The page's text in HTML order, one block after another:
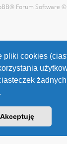
pliki cookies
żadnych
Akceptuję
® Forum Software